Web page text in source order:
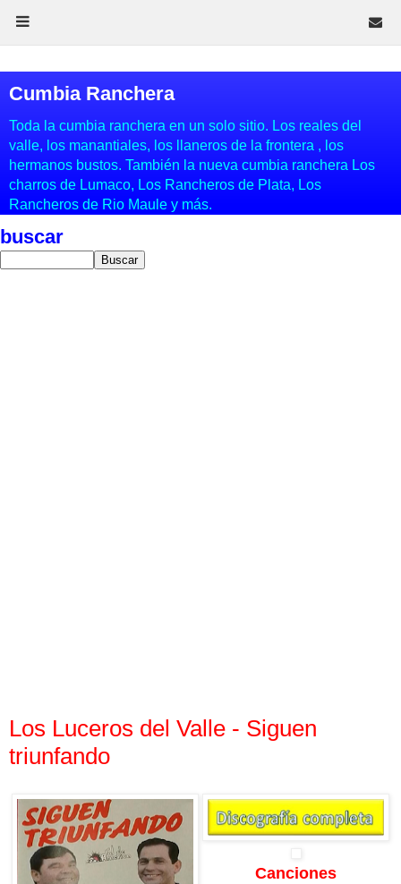
Cumbia Ranchera
Toda la cumbia ranchera en un solo sitio. Los reales del
valle, los manantiales, los llaneros de la frontera , los
hermanos bustos. También la nueva cumbia ranchera Los
charros de Lumaco, Los Rancheros de Plata, Los
Rancheros de Rio Maule y más.
buscar
Los Luceros del Valle - Siguen
triunfando
Canciones